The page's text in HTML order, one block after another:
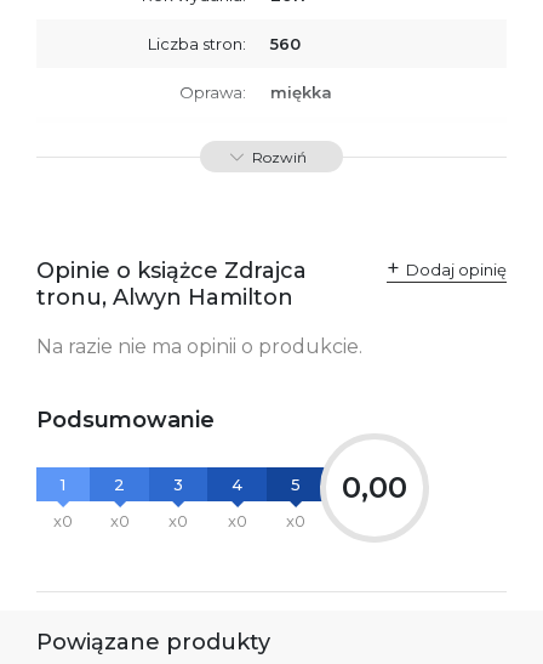
Liczba stron: 560
Oprawa: miękka
ISBN 9788379767021
Rozwiń
Opinie o książce Zdrajca
tronu, Alwyn Hamilton
Dodaj opinię
Na razie nie ma opinii o produkcie.
Podsumowanie
1
x0
2
x0
3
x0
4
x0
5
x0
0,00
Powiązane produkty